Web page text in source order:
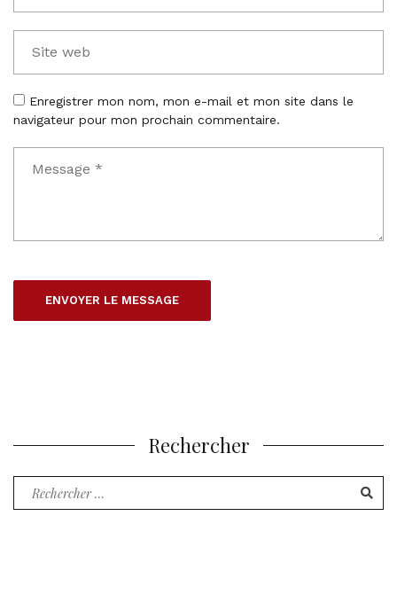
Enregistrer mon nom, mon e-mail et mon site dans le
navigateur pour mon prochain commentaire.
Rechercher
Recherche